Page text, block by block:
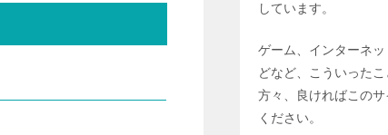
しています。
ゲーム、インターネ
どなど、こういった
方々、良ければこの
ください。